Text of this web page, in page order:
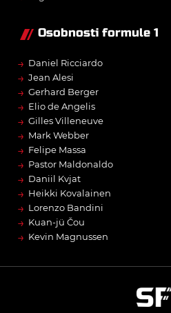
Osobnosti formule 1
→ Daniel Ricciardo
→ Jean Alesi
→ Gerhard Berger
→ Elio de Angelis
→ Gilles Villeneuve
→ Mark Webber
→ Felipe Massa
→ Pastor Maldonaldo
→ Daniil Kvjat
→ Heikki Kovalainen
→ Lorenzo Bandini
→ Kuan-jü Čou
→ Kevin Magnussen